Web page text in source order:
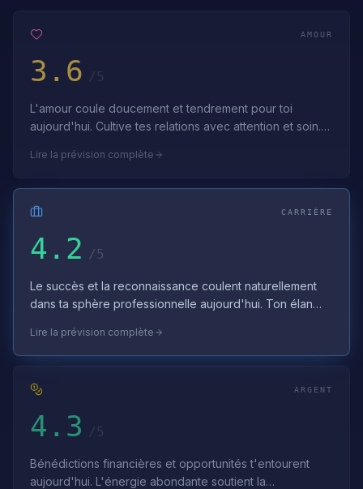
AMOUR
3.6 /5
L'amour coule doucement et tendrement pour toi
aujourd'hui. Cultive tes relations avec attention et soin.
Lire la prévision complète
CARRIÈRE
4.2 /5
Le succès et la reconnaissance coulent naturellement
dans ta sphère professionnelle aujourd'hui. Ton élan
Lire la prévision complète
ARGENT
4.3 /5
Bénédictions financières et opportunités t'entourent
aujourd'hui. L'énergie abondante soutient la